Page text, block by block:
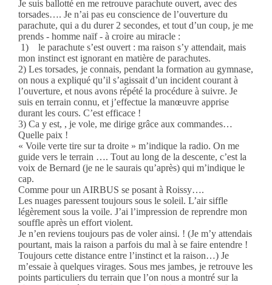
Je suis ballotté en me retrouve parachute ouvert, avec des
torsades…. Je n’ai pas eu conscience de l’ouverture du
parachute, qui a du durer 2 secondes, et tout d’un coup, je me
prends - homme naïf - à croire au miracle :
1) le parachute s’est ouvert : ma raison s’y attendait, mais
mon instinct est ignorant en matière de parachutes.
2) Les torsades, je connais, pendant la formation au gymnase,
on nous a expliqué qu’il s’agissait d’un incident courant à
l’ouverture, et nous avons répété la procédure à suivre. Je
suis en terrain connu, et j’effectue la manœuvre apprise
durant les cours. C’est efficace !
3) Ca y est, , je vole, me dirige grâce aux commandes…
Quelle paix !
« Voile verte tire sur ta droite » m’indique la radio. On me
guide vers le terrain …. Tout au long de la descente, c’est la
voix de Bernard (je ne le saurais qu’après) qui m’indique le
cap.
Comme pour un AIRBUS se posant à Roissy….
Les nuages paressent toujours sous le soleil. L’air siffle
légèrement sous la voile. J’ai l’impression de reprendre mon
souffle après un effort violent.
Je n’en reviens toujours pas de voler ainsi. ! (Je m’y attendais
pourtant, mais la raison a parfois du mal à se faire entendre !
Toujours cette distance entre l’instinct et la raison…) Je
m’essaie à quelques virages. Sous mes jambes, je retrouve les
points particuliers du terrain que l’on nous a montré sur la